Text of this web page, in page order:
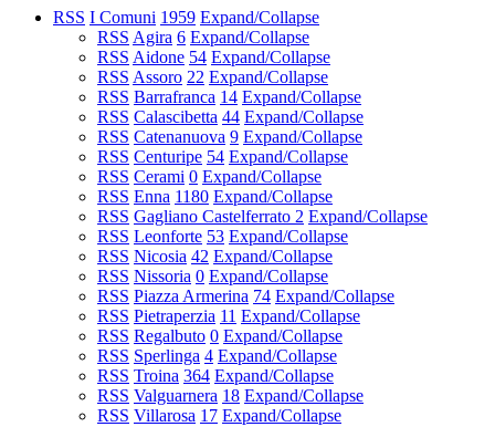
RSS I Comuni 1959 Expand/Collapse
RSS Agira 6 Expand/Collapse
RSS Aidone 54 Expand/Collapse
RSS Assoro 22 Expand/Collapse
RSS Barrafranca 14 Expand/Collapse
RSS Calascibetta 44 Expand/Collapse
RSS Catenanuova 9 Expand/Collapse
RSS Centuripe 54 Expand/Collapse
RSS Cerami 0 Expand/Collapse
RSS Enna 1180 Expand/Collapse
RSS Gagliano Castelferrato 2 Expand/Collapse
RSS Leonforte 53 Expand/Collapse
RSS Nicosia 42 Expand/Collapse
RSS Nissoria 0 Expand/Collapse
RSS Piazza Armerina 74 Expand/Collapse
RSS Pietraperzia 11 Expand/Collapse
RSS Regalbuto 0 Expand/Collapse
RSS Sperlinga 4 Expand/Collapse
RSS Troina 364 Expand/Collapse
RSS Valguarnera 18 Expand/Collapse
RSS Villarosa 17 Expand/Collapse